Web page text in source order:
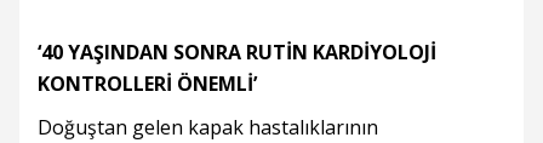
‘40 YAŞINDAN SONRA RUTİN KARDİYOLOJİ
KONTROLLERİ ÖNEMLİ’
Doğuştan gelen kapak hastalıklarının